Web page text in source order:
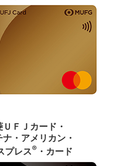
ＵＦＪカード・
ナ・アメリカン・
プレス® ・カード